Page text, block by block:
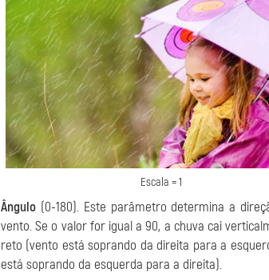
Escala = 1
Ângulo (0-180). Este parâmetro determina a
vento. Se o valor for igual a 90, a chuva cai
reto (vento está soprando da direita para a
está soprando da esquerda para a direita).